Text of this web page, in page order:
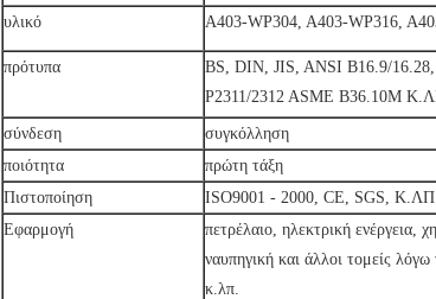
υλικό
A403-WP304, A403-WP316,
πρότυπα
BS, DIN, JIS, ANSI B16.9/
P2311/2312 ASME B36.10M
σύνδεση
συγκόλληση
ποιότητα
πρώτη τάξη
Πιστοποίηση
ISO9001 - 2000, CE, SGS,
Εφαρμογή
πετρέλαιο, ηλεκτρική ενέργεια,
ναυπηγική και άλλοι τομείς
κ.λπ.